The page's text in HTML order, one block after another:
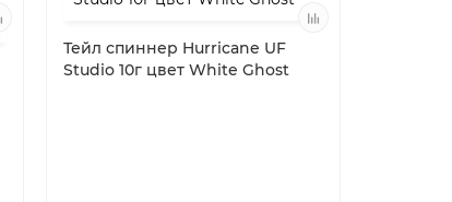
Тейл спиннер Hurricane UF
Studio 10г цвет White Ghost